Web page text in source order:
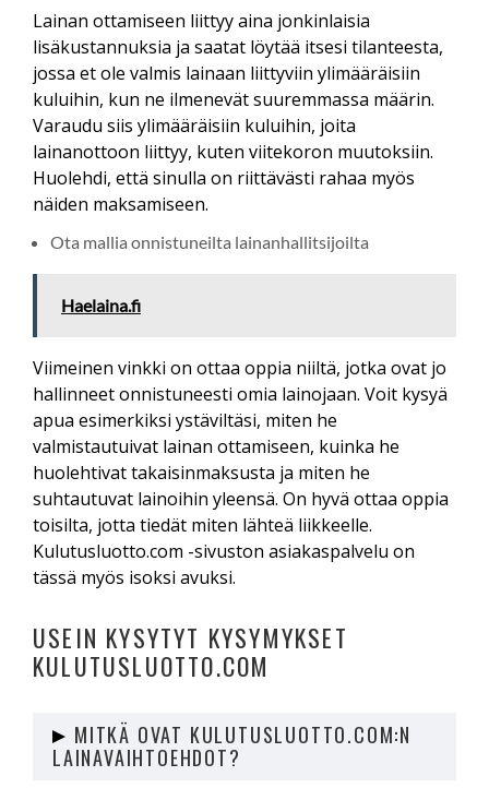
Lainan ottamiseen liittyy aina jonkinlaisia
lisäkustannuksia ja saatat löytää itsesi tilanteesta,
jossa et ole valmis lainaan liittyviin ylimääräisiin
kuluihin, kun ne ilmenevät suuremmassa määrin.
Varaudu siis ylimääräisiin kuluihin, joita
lainanottoon liittyy, kuten viitekoron muutoksiin.
Huolehdi, että sinulla on riittävästi rahaa myös
näiden maksamiseen.
Ota mallia onnistuneilta lainanhallitsijoilta
Haelaina.fi
Viimeinen vinkki on ottaa oppia niiltä, jotka ovat jo
hallinneet onnistuneesti omia lainojaan. Voit kysyä
apua esimerkiksi ystäviltäsi, miten he
valmistautuivat lainan ottamiseen, kuinka he
huolehtivat takaisinmaksusta ja miten he
suhtautuvat lainoihin yleensä. On hyvä ottaa oppia
toisilta, jotta tiedät miten lähteä liikkeelle.
Kulutusluotto.com -sivuston asiakaspalvelu on
tässä myös isoksi avuksi.
USEIN KYSYTYT KYSYMYKSET
KULUTUSLUOTTO.COM
MITKÄ OVAT KULUTUSLUOTTO.COM:N
LAINAVAIHTOEHDOT?